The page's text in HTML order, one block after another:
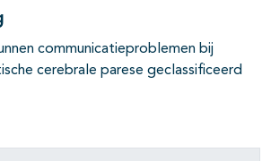
communicatieproblemen bij
cerebrale parese geclassificeerd